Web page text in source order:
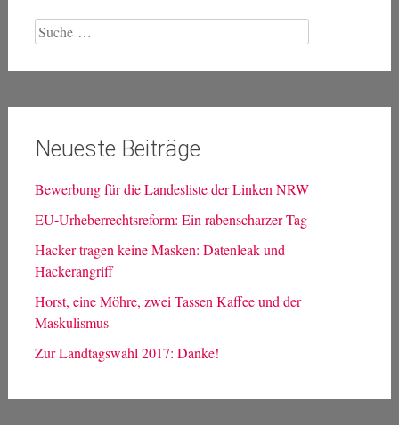
Suche
nach:
Neueste Beiträge
Bewerbung für die Landesliste der Linken NRW
EU-Urheberrechtsreform: Ein rabenscharzer Tag
Hacker tragen keine Masken: Datenleak und
Hackerangriff
Horst, eine Möhre, zwei Tassen Kaffee und der
Maskulismus
Zur Landtagswahl 2017: Danke!